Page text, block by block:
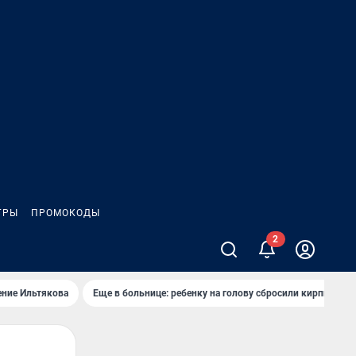
ПРОМОКОДЫ
2
Ильтякова Еще в больнице: ребенку на голову сбросили кирпич